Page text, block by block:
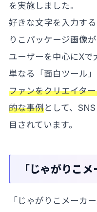
を実施しました。
好きな文字を入力す
りこパッケージ画像
ユーザーを中心にXで
単なる「面白ツール」
ファンをクリエイタ
的な事例として、
目されています。
「じゃがりこ
「じゃがりこメーカ